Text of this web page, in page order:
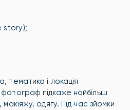
story);
тематика і локація
підкаже найбільш
одягу. Під час зйомки